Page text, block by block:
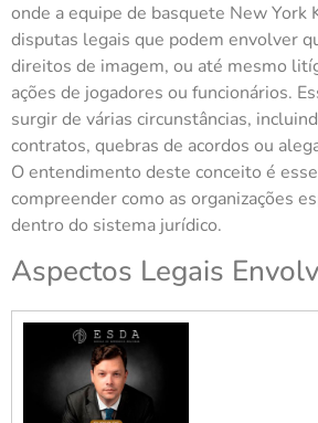
onde a equipe de basquete New York
disputas legais que podem envolver
direitos de imagem, ou até mesmo
ações de jogadores ou funcionários.
surgir de várias circunstâncias,
contratos, quebras de acordos ou
O entendimento deste conceito é
compreender como as organizações
dentro do sistema jurídico.
Aspectos Legais